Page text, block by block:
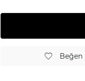
Beğen